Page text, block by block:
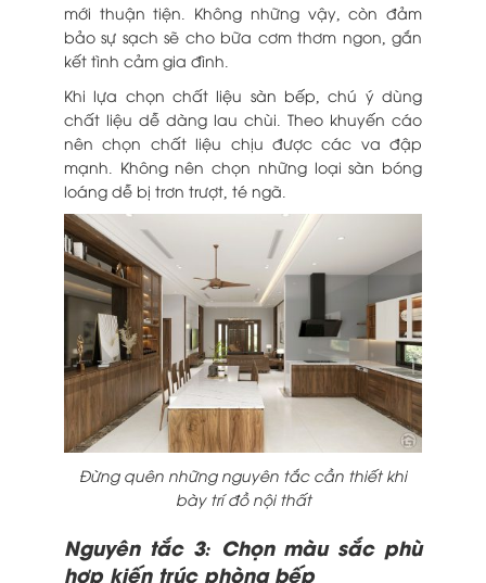
mới thuận tiện. Không những vậy, còn đảm
bảo sự sạch sẽ cho bữa cơm thơm ngon, gắn
kết tình cảm gia đình.
Khi lựa chọn chất liệu sàn bếp, chú ý dùng
chất liệu dễ dàng lau chùi. Theo khuyến cáo
nên chọn chất liệu chịu được các va đập
mạnh. Không nên chọn những loại sàn bóng
loáng dễ bị trơn trượt, té ngã.
Đừng quên những nguyên tắc cần thiết khi
bày trí đồ nội thất
Nguyên tắc 3: Chọn màu sắc phù
hợp kiến trúc phòng bếp